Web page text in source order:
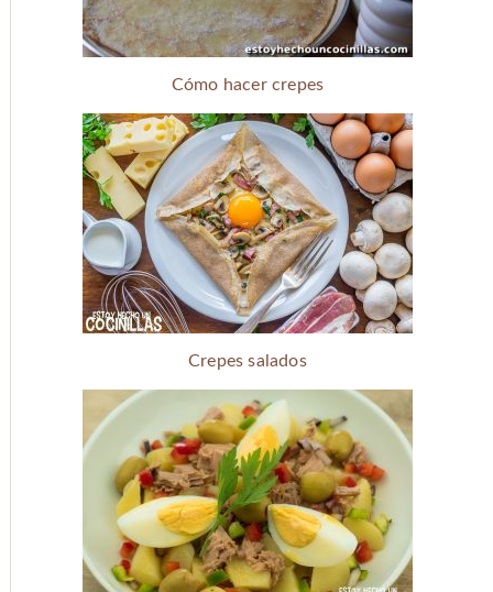
Cómo hacer crepes
Crepes salados